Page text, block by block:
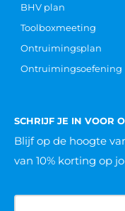
BHV plan
Toolboxmeeting
Ontruimingsplan
Ontruimingsoefening
SCHRIJF JE IN VOOR
Blijf op de hoogte
van 10% korting op